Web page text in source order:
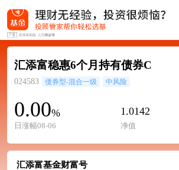
汇添富稳惠6个月持有债券C
024583 债券型-混合一级 中风险
0.00%
日涨幅08-06
1.0142
净值
汇添富基金财富号